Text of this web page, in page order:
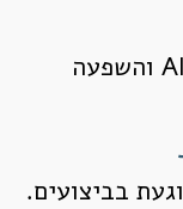
HR שמוביל שינוי: אנשים, חוסן, AI והשפעה
בביצועים.